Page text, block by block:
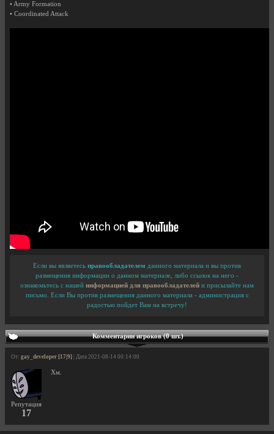
• Army Formation
• Coordinated Attack
Если вы являетесь правообладателем данного материала и вы против
размещения информации о данном материале, либо ссылок на него -
ознакомьтесь с нашей информацией для правообладателей и присылайте нам
письмо. Если Вы против размещения данного материала - администрация с
радостью пойдет Вам на встречу!
Комментарии игроков (0 шт.)
От: gay_developer [17|9] | Дата 2021-08-14 00:14:00
Репутация
17
Хм.